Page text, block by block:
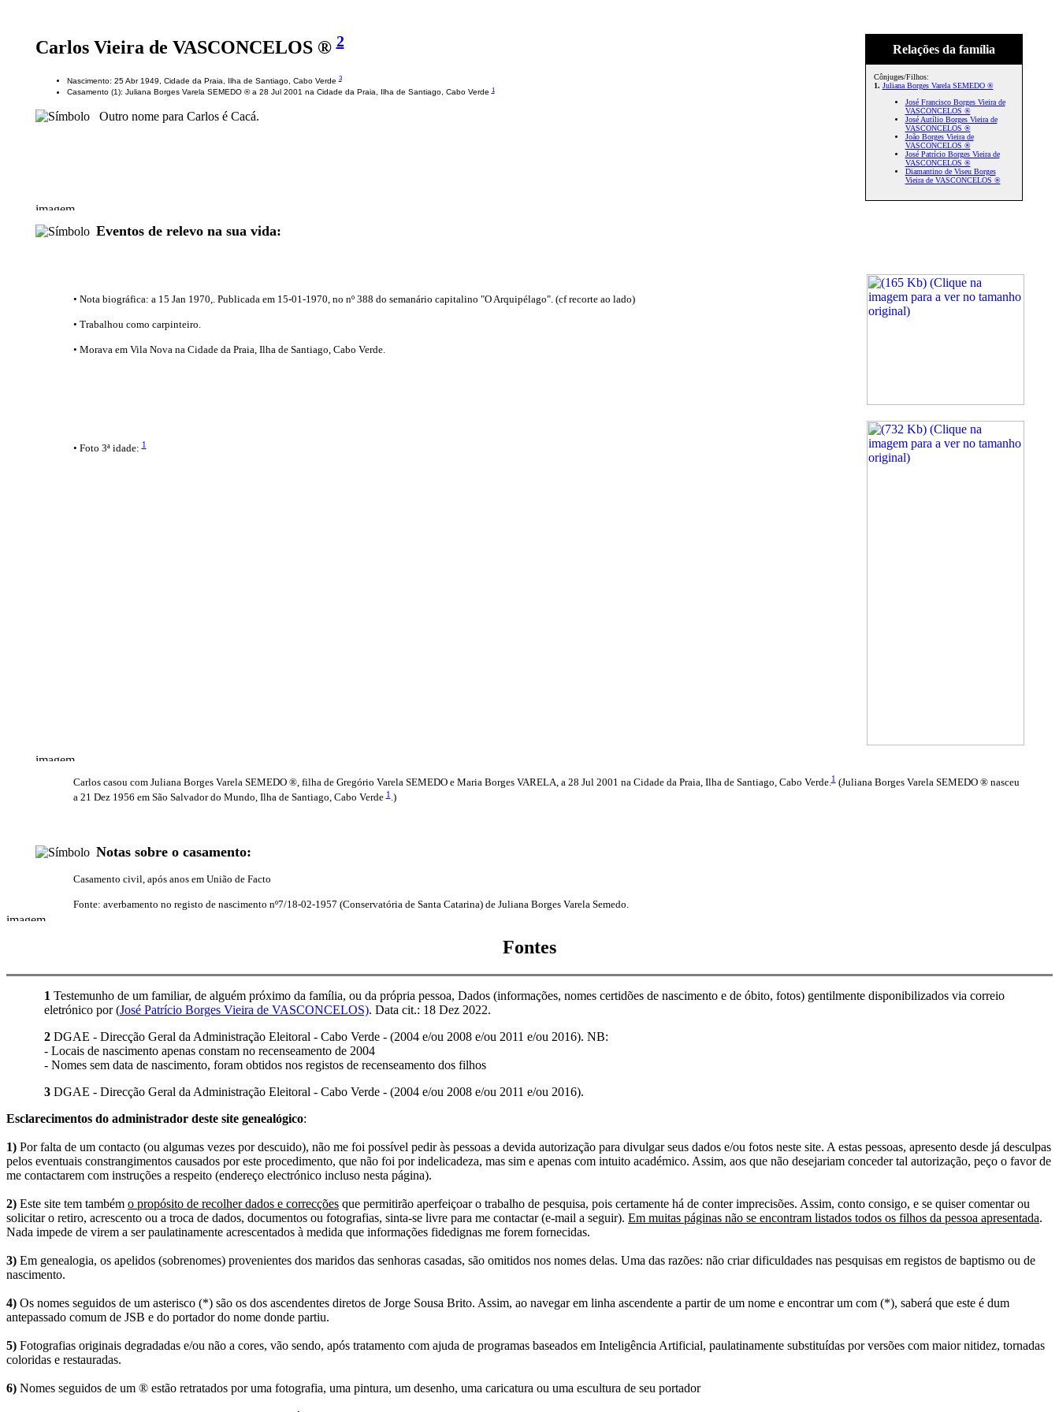
Relações da família
Cônjuges/Filhos:
1. Juliana Borges Varela SEMEDO ®
José Francisco Borges Vieira de
VASCONCELOS ®
José Autílio Borges Vieira de
VASCONCELOS ®
João Borges Vieira de
VASCONCELOS ®
José Patrício Borges Vieira de
VASCONCELOS ®
Diamantino de Viseu Borges
Vieira de VASCONCELOS ®
Carlos Vieira de VASCONCELOS ®2
Nascimento: 25 Abr 1949, Cidade da Praia, Ilha de Santiago, Cabo Verde3
Casamento (1): Juliana Borges Varela SEMEDO ® a 28 Jul 2001 na Cidade da Praia, Ilha de Santiago, Cabo Verde1
Outro nome para Carlos é Cacá.
Eventos de relevo na sua vida:
• Nota biográfica: a 15 Jan 1970,. Publicada em 15-01-1970, no nº 388 do semanário capitalino "O Arquipélago". (cf recorte ao lado)
• Trabalhou como carpinteiro.
• Morava em Vila Nova na Cidade da Praia, Ilha de Santiago, Cabo Verde.
• Foto 3ª idade:1
Carlos casou com Juliana Borges Varela SEMEDO ®, filha de Gregório Varela SEMEDO e Maria Borges VARELA, a 28 Jul 2001 na Cidade da Praia, Ilha de Santiago, Cabo Verde.1(Juliana Borges Varela SEMEDO ® nasceu
a 21 Dez 1956 em São Salvador do Mundo, Ilha de Santiago, Cabo Verde1.)
Notas sobre o casamento:
Casamento civil, após anos em União de Facto
Fonte: averbamento no registo de nascimento nº7/18-02-1957 (Conservatória de Santa Catarina) de Juliana Borges Varela Semedo.
Fontes
1 Testemunho de um familiar, de alguém próximo da família, ou da própria pessoa, Dados (informações, nomes certidões de nascimento e de óbito, fotos) gentilmente disponibilizados via correio
eletrónico por (José Patrício Borges Vieira de VASCONCELOS). Data cit.: 18 Dez 2022.
2 DGAE - Direcção Geral da Administração Eleitoral - Cabo Verde - (2004 e/ou 2008 e/ou 2011 e/ou 2016). NB:
- Locais de nascimento apenas constam no recenseamento de 2004
- Nomes sem data de nascimento, foram obtidos nos registos de recenseamento dos filhos
3 DGAE - Direcção Geral da Administração Eleitoral - Cabo Verde - (2004 e/ou 2008 e/ou 2011 e/ou 2016).
Esclarecimentos do administrador deste site genealógico:
1) Por falta de um contacto (ou algumas vezes por descuido), não me foi possível pedir às pessoas a devida autorização para divulgar seus dados e/ou fotos neste site. A estas pessoas, apresento desde já desculpas
pelos eventuais constrangimentos causados por este procedimento, que não foi por indelicadeza, mas sim e apenas com intuito académico. Assim, aos que não desejariam conceder tal autorização, peço o favor de
me contactarem com instruções a respeito (endereço electrónico incluso nesta página).
2) Este site tem também o propósito de recolher dados e correcções que permitirão aperfeiçoar o trabalho de pesquisa, pois certamente há de conter imprecisões. Assim, conto consigo, e se quiser comentar ou
solicitar o retiro, acrescento ou a troca de dados, documentos ou fotografias, sinta-se livre para me contactar (e-mail a seguir). Em muitas páginas não se encontram listados todos os filhos da pessoa apresentada.
Nada impede de virem a ser paulatinamente acrescentados à medida que informações fidedignas me forem fornecidas.
3) Em genealogia, os apelidos (sobrenomes) provenientes dos maridos das senhoras casadas, são omitidos nos nomes delas. Uma das razões: não criar dificuldades nas pesquisas em registos de baptismo ou de
nascimento.
4) Os nomes seguidos de um asterisco (*) são os dos ascendentes diretos de Jorge Sousa Brito. Assim, ao navegar em linha ascendente a partir de um nome e encontrar um com (*), saberá que este é dum
antepassado comum de JSB e do portador do nome donde partiu.
5) Fotografias originais degradadas e/ou não a cores, vão sendo, após tratamento com ajuda de programas baseados em Inteligência Artificial, paulatinamente substituídas por versões com maior nitidez, tornadas
coloridas e restauradas.
6) Nomes seguidos de um ® estão retratados por uma fotografia, uma pintura, um desenho, uma caricatura ou uma escultura de seu portador